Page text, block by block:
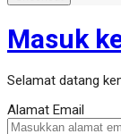
Masuk
Selamat datang
Alamat Email